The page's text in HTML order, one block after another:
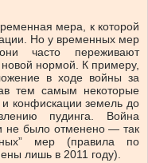
мера, к которой
Но у временных мер
часто переживают
нормой. К примеру,
в ходе войны за
тем самым некоторые
конфискации земель до
пудинга. Война
не было отменено — так
мер (правила по
лишь в 2011 году).